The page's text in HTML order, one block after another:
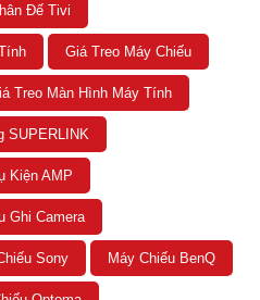
Chân Đế Tivi
Giá Treo Máy Chiếu
Giá Treo Màn Hình Máy Tính
SUPERLINK
Kiện AMP
Ghi Camera
Chiếu Sony Máy Chiếu BenQ